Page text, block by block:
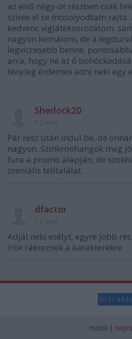
az első négy-öt részben csak
szinte el se mosolyodtam rajta.
kedvenc vígjátéksorozatom.
nagyon komálom, de a
legviccesebb benne,
arra, hogy ne az ő
tényleg érdemes adni neki egy
Sherlock20
Pár rész után indul be, de
nagyon. Szinkronhangok meg
fura a promo alapján, de
zseniális telitalálat.
dfactor
Adjál neki esélyt, egyre jobb
írók ráéreznek a karakterekre.
SÜTI
mobil | teljes